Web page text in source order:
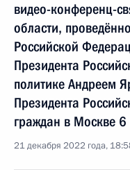
видео-конференц-
области,
Российской
Президента
политике Андреем
Президента
граждан в Москве
21 декабря 2022 года,